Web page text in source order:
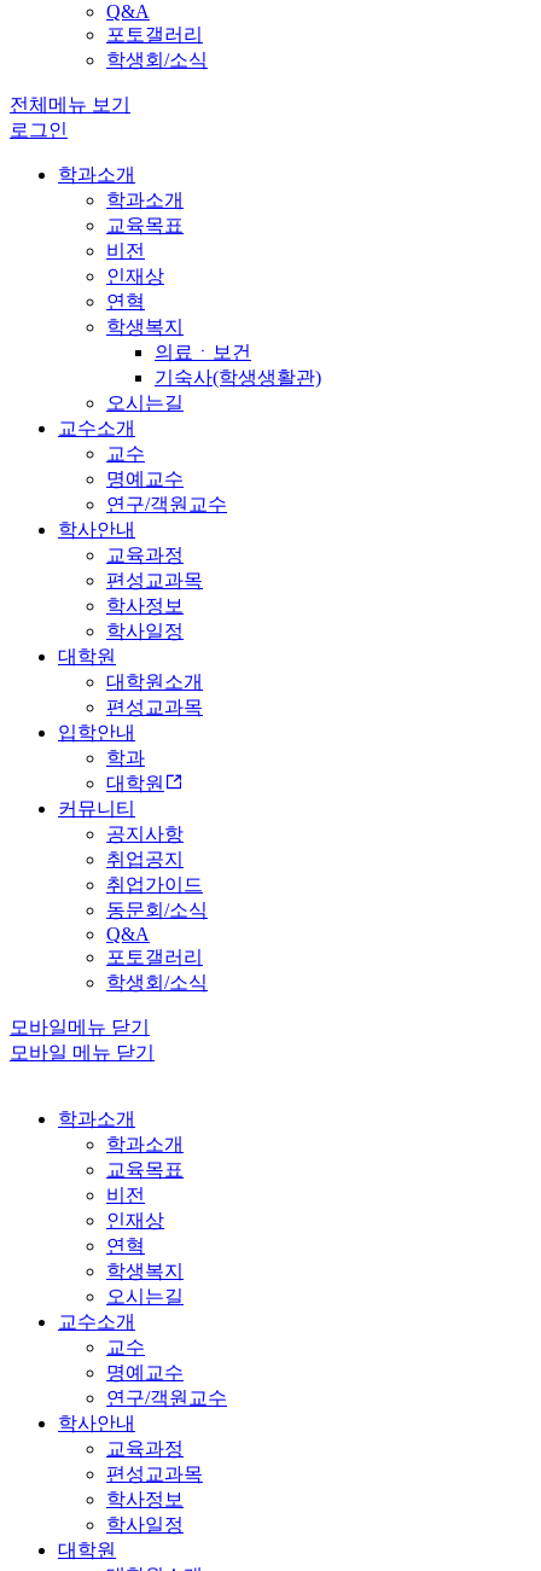
Q&A
포토갤러리
학생회/소식
전체메뉴 보기
로그인
학과소개
학과소개
교육목표
비전
인재상
연혁
학생복지
의료ㆍ보건
기숙사(학생생활관)
오시는길
교수소개
교수
명예교수
연구/객원교수
학사안내
교육과정
편성교과목
학사정보
학사일정
대학원
대학원소개
편성교과목
입학안내
학과
대학원
커뮤니티
공지사항
취업공지
취업가이드
동문회/소식
Q&A
포토갤러리
학생회/소식
모바일메뉴 닫기
모바일 메뉴 닫기
학과소개
학과소개
교육목표
비전
인재상
연혁
학생복지
오시는길
교수소개
교수
명예교수
연구/객원교수
학사안내
교육과정
편성교과목
학사정보
학사일정
대학원